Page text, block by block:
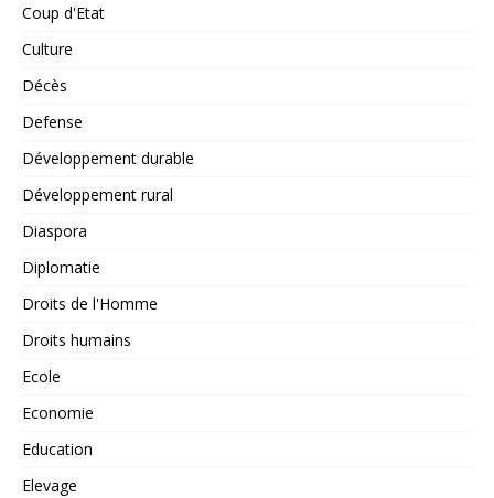
Coup d'Etat
Culture
Décès
Defense
Développement durable
Développement rural
Diaspora
Diplomatie
Droits de l'Homme
Droits humains
Ecole
Economie
Education
Elevage